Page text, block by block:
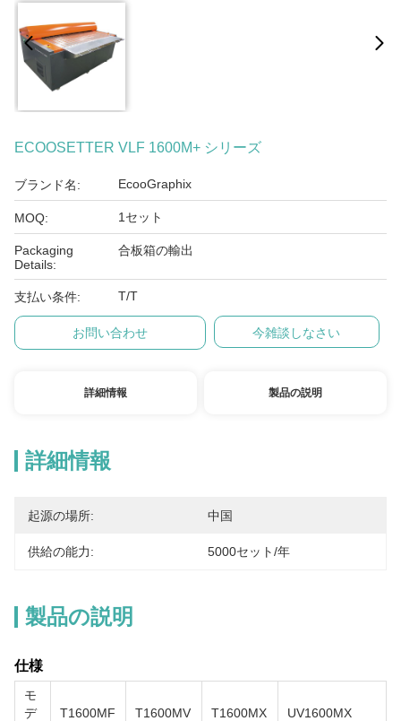
ECOOSETTER VLF 1600M+ シリーズ
ブランド名: EcooGraphix
MOQ: 1セット
Packaging
Details:
合板箱の輸出
支払い条件: T/T
お問い合わせ 今雑談しなさい
詳細情報 製品の説明
詳細情報
起源の場所: 中国
供給の能力: 5000セット/年
製品の説明
仕様
モ
デ
T1600MF T1600MV T1600MX UV1600MX